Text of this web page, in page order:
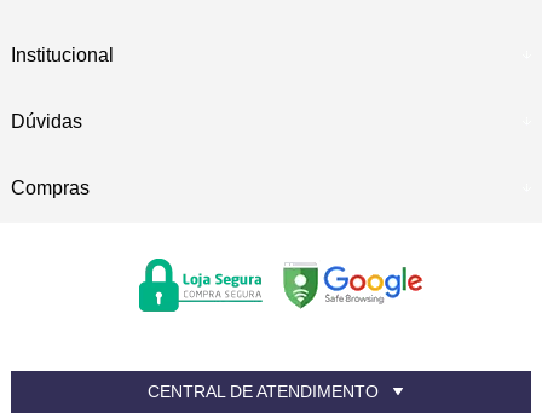
Institucional
Dúvidas
Compras
CENTRAL DE ATENDIMENTO